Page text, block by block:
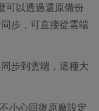
可以透過還原備份
步，可直接從雲端
步到雲端，這種大
小心回復原廠設定